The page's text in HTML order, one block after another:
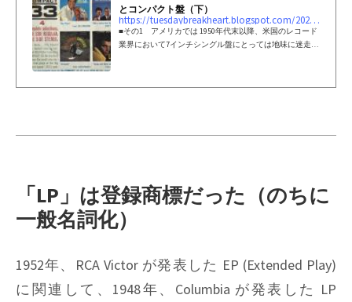
とコンパクト盤（下）
https://tuesdaybreakheart.blogspot.com/2023/06/33-1345.html
■その1 アメリカでは 1950年代末以降、米国のレコード
業界において7インチシングル盤にとっては地味に迷走の
「LP」は登録商標だった（のちに
一般名詞化）
1952年、RCA Victor が発表した EP (Extended Play)
に関連して、1948年、Columbia が発表した LP